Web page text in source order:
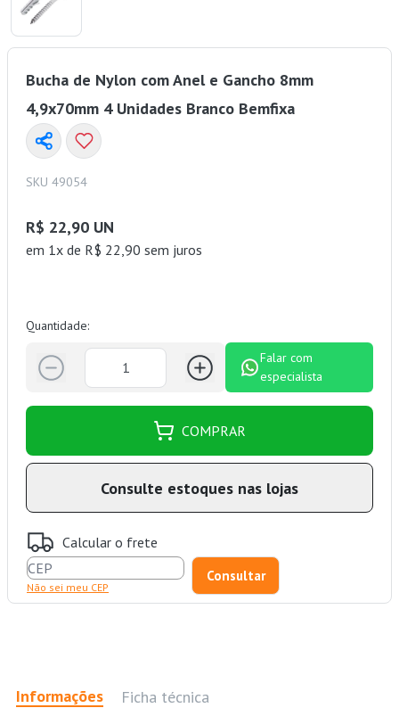
Bucha de Nylon com Anel e Gancho 8mm
4,9x70mm 4 Unidades Branco Bemfixa
SKU 49054
R$ 22,90 UN
em 1x de R$ 22,90 sem juros
Quantidade:
Falar com
especialista
COMPRAR
Consulte estoques nas lojas
Calcular o frete
Não sei meu CEP
Informações Ficha técnica